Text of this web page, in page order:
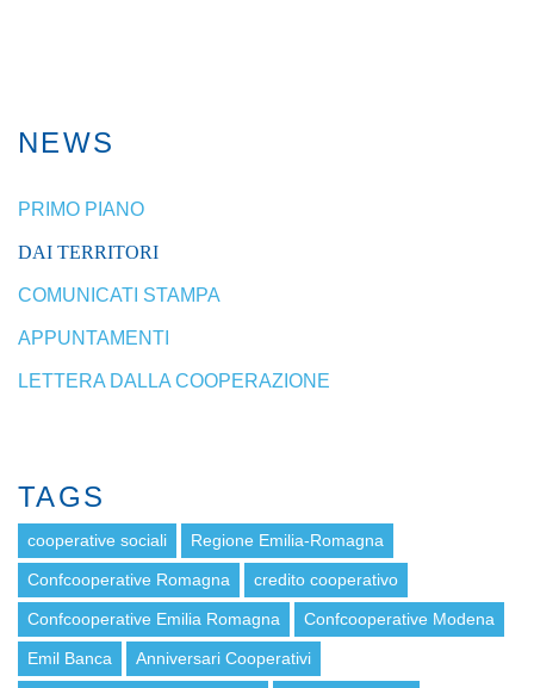
NEWS
PRIMO PIANO
DAI TERRITORI
COMUNICATI STAMPA
APPUNTAMENTI
LETTERA DALLA COOPERAZIONE
TAGS
cooperative sociali Regione Emilia-Romagna
Confcooperative Romagna credito cooperativo
Confcooperative Emilia Romagna Confcooperative Modena
Emil Banca Anniversari Cooperativi